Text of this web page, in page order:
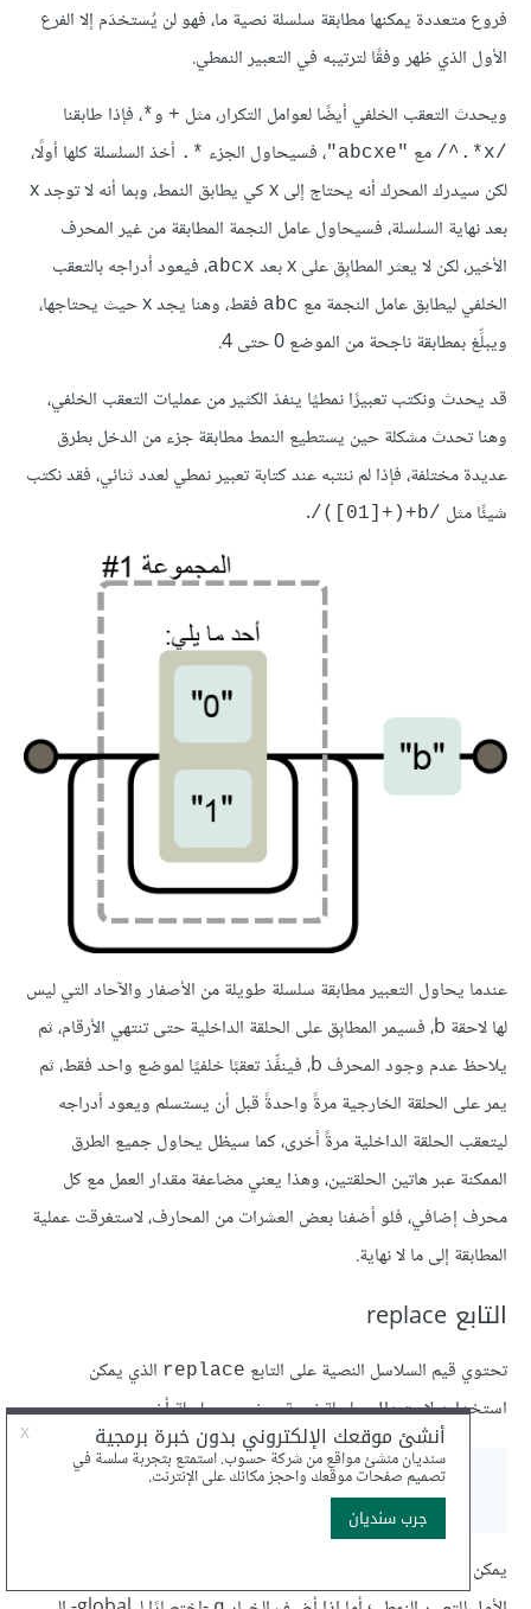
فروع متعددة يمكنها مطابقة سلسلة نصية ما، فهو لن يُستخدَم إلا الفرع
الأول الذي ظهر وفقًا لترتيبه في التعبير النمطي.
ويحدث التعقب الخلفي أيضًا لعوامل التكرار، مثل + و*، فإذا طابقنا
‎/^.*x/‎ مع "abcxe" ، فسيحاول الجزء ‎.*‎ أخذ السلسلة كلها أولًا،
لكن سيدرك المحرك أنه يحتاج إلى x كي يطابق النمط، وبما أنه لا توجد x
بعد نهاية السلسلة، فسيحاول عامل النجمة المطابقة من غير المحرف
الأخير، لكن لا يعثر المطابِق على x بعد
abcx، فيعود أدراجه بالتعقب
الخلفي ليطابق عامل النجمة مع abc
فقط، وهنا يجد x حيث يحتاجها،
ويبلِّغ بمطابقة ناجحة من الموضع 0 حتى 4.
قد يحدث ونكتب تعبيرًا نمطيًا ينفذ الكثير من عمليات التعقب الخلفي،
وهنا تحدث مشكلة حين يستطيع النمط مطابقة جزء من الدخل بطرق
عديدة مختلفة، فإذا لم ننتبه عند كتابة تعبير نمطي لعدد ثنائي، فقد نكتب
شيئًا مثل ‎/([01]+)+b/‎
.
عندما يحاول التعبير مطابقة سلسلة طويلة من الأصفار والآحاد التي ليس
لها لاحقة b، فسيمر المطابِق على الحلقة الداخلية حتى تنتهي الأرقام، ثم
يلاحظ عدم وجود المحرف b، فينفِّذ تعقبًا خلفيًا لموضع واحد فقط، ثم
يمر على الحلقة الخارجية مرةً واحدةً قبل أن يستسلم ويعود أدراجه
ليتعقب الحلقة الداخلية مرةً أخرى، كما سيظل يحاول جميع الطرق
الممكنة عبر هاتين الحلقتين، وهذا يعني مضاعفة مقدار العمل مع كل
محرف إضافي، فلو أضفنا بعض العشرات من المحارف، لاستغرقت عملية
المطابقة إلى ما لا نهاية.
التابع replace
تحتوي قيم السلاسل النصية على التابع replace الذي يمكن
استخدامه لاستبدال سلسلة نصية بجزء من سلسلة أخرى.
console log("papa". replace("p", "m"));
يمكن أن يكون الوسيط الأول تعبيرًا نمطيًا، وعندئذ يُستبدل التطابق